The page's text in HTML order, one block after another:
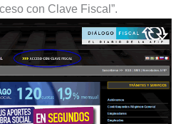
con Clave Fiscal”.